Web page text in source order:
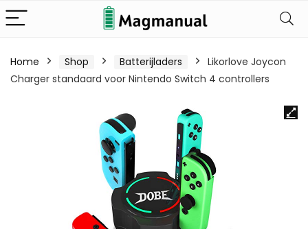
Home Shop Batterijladers
Likorlove Joycon
Charger standaard voor Nintendo Switch 4 controllers